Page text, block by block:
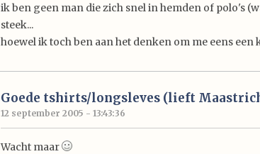
ik ben geen man die zich snel in hemden of polo's
steek...
hoewel ik toch ben aan het denken om me eens een
Goede tshirts/longsleves (lieft
12 september 2005 - 13:43:36
Wacht maar